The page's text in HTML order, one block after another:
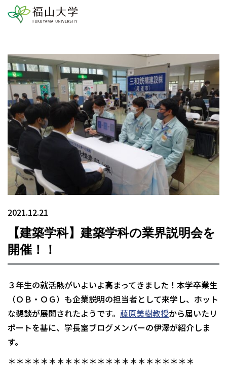
2021.12.21
【建築学科】建築学科の業界説明会を
開催！！
３年生の就活熱がいよいよ高まってきました！本学卒業生
（ＯＢ・ＯＧ）も企業説明の担当者として来学し、ホット
な懇談が展開されたようです。 藤原美樹教授から届いたリ
ポートを基に、学長室ブログメンバーの伊澤が紹介しま
す。
＊＊＊＊＊＊＊＊＊＊＊＊＊＊＊＊＊＊＊＊＊＊＊